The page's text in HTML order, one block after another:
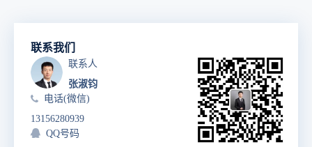
联系我们
联系人
张淑钧
电话(微信)
13156280939
QQ号码